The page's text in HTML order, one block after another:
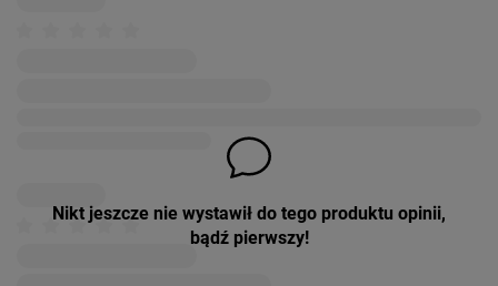
Nikt jeszcze nie wystawił do tego produktu opinii,
bądź pierwszy!